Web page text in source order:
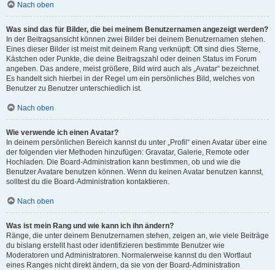
Nach oben
Was sind das für Bilder, die bei meinem Benutzernamen angezeigt werden?
In der Beitragsansicht können zwei Bilder bei deinem Benutzernamen stehen.
Eines dieser Bilder ist meist mit deinem Rang verknüpft: Oft sind dies Sterne,
Kästchen oder Punkte, die deine Beitragszahl oder deinen Status im Forum
angeben. Das andere, meist größere, Bild wird auch als „Avatar“ bezeichnet.
Es handelt sich hierbei in der Regel um ein persönliches Bild, welches von
Benutzer zu Benutzer unterschiedlich ist.
Nach oben
Wie verwende ich einen Avatar?
In deinem persönlichen Bereich kannst du unter „Profil“ einen Avatar über eine
der folgenden vier Methoden hinzufügen: Gravatar, Galerie, Remote oder
Hochladen. Die Board-Administration kann bestimmen, ob und wie die
Benutzer Avatare benutzen können. Wenn du keinen Avatar benutzen kannst,
solltest du die Board-Administration kontaktieren.
Nach oben
Was ist mein Rang und wie kann ich ihn ändern?
Ränge, die unter deinem Benutzernamen stehen, zeigen an, wie viele Beiträge
du bislang erstellt hast oder identifizieren bestimmte Benutzer wie
Moderatoren und Administratoren. Normalerweise kannst du den Wortlaut
eines Ranges nicht direkt ändern, da sie von der Board-Administration